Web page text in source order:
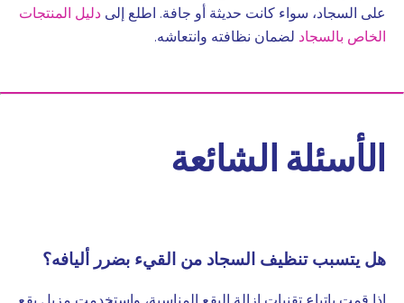
على السجاد، سواء كانت حديثة أو جافة. اطلع إلى دليل المنتجات
الخاص بالسجاد لضمان نظافته وانتعاشه.
الأسئلة الشائعة
هل يتسبب تنظيف السجاد من القيء بضرر أليافه؟